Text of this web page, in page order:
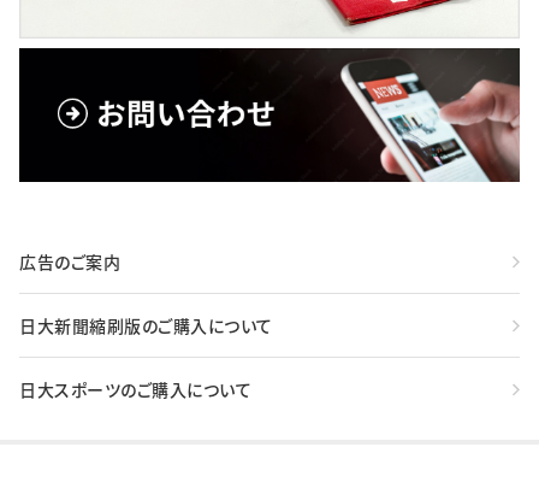
広告のご案内
日大新聞縮刷版のご購入について
日大スポーツのご購入について